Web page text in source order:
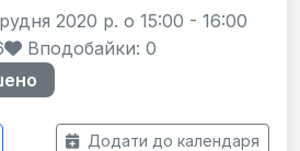
2020 р. о 15:00 - 16:00
Вподобайки: 0
Додати до календаря